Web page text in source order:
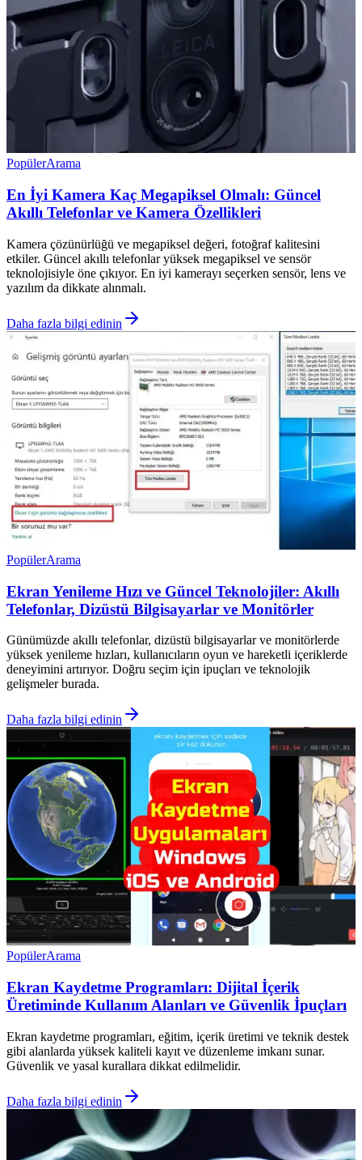
PopülerArama
En İyi Kamera Kaç Megapiksel Olmalı: Güncel
Akıllı Telefonlar ve Kamera Özellikleri
Kamera çözünürlüğü ve megapiksel değeri, fotoğraf kalitesini
etkiler. Güncel akıllı telefonlar yüksek megapiksel ve sensör
teknolojisiyle öne çıkıyor. En iyi kamerayı seçerken sensör, lens ve
yazılım da dikkate alınmalı.
Daha fazla bilgi edinin
PopülerArama
Ekran Yenileme Hızı ve Güncel Teknolojiler: Akıllı
Telefonlar, Dizüstü Bilgisayarlar ve Monitörler
Günümüzde akıllı telefonlar, dizüstü bilgisayarlar ve monitörlerde
yüksek yenileme hızları, kullanıcıların oyun ve hareketli içeriklerde
deneyimini artırıyor. Doğru seçim için ipuçları ve teknolojik
gelişmeler burada.
Daha fazla bilgi edinin
PopülerArama
Ekran Kaydetme Programları: Dijital İçerik
Üretiminde Kullanım Alanları ve Güvenlik İpuçları
Ekran kaydetme programları, eğitim, içerik üretimi ve teknik destek
gibi alanlarda yüksek kaliteli kayıt ve düzenleme imkanı sunar.
Güvenlik ve yasal kurallara dikkat edilmelidir.
Daha fazla bilgi edinin